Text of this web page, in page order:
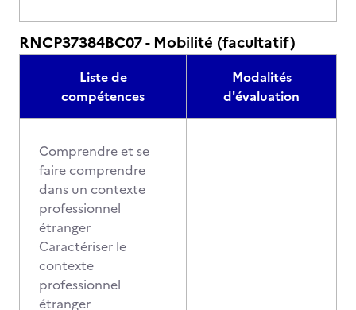
RNCP37384BC07 - Mobilité (facultatif)
Liste de
compétences
Modalités
d'évaluation
Comprendre et se
faire comprendre
dans un contexte
professionnel
étranger
Caractériser le
contexte
professionnel
étranger